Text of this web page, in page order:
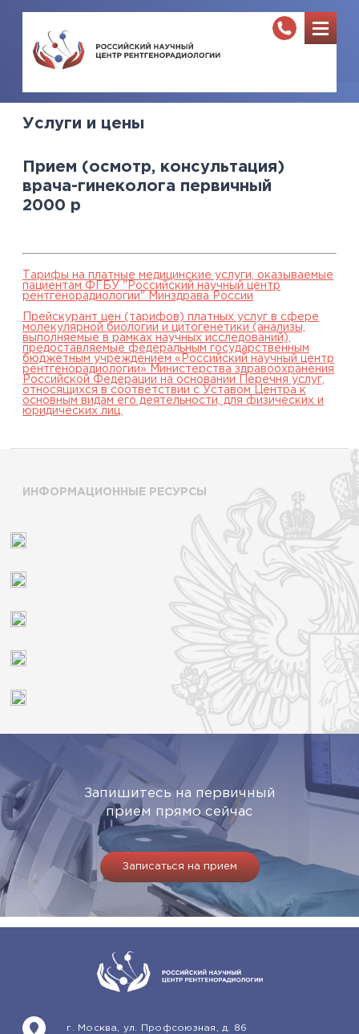
Услуги и цены
Прием (осмотр, консультация)
врача-гинеколога первичный
2000 р
Тарифы на платные медицинские услуги, оказываемые
пациентам ФГБУ "Российский научный центр
рентгенорадиологии" Минздрава России
Прейскурант цен (тарифов) платных услуг в сфере
молекулярной биологии и цитогенетики (анализы,
выполняемые в рамках научных исследований),
предоставляемые федеральным государственным
бюджетным учреждением «Российский научный центр
рентгенорадиологии» Министерства здравоохранения
Российской Федерации на основании Перечня услуг,
относящихся в соответствии с Уставом Центра к
основным видам его деятельности, для физических и
юридических лиц.
ИНФОРМАЦИОННЫЕ РЕСУРСЫ
Запишитесь на первичный
прием прямо сейчас
Записаться на прием
г. Москва, ул. Профсоюзная, д. 86